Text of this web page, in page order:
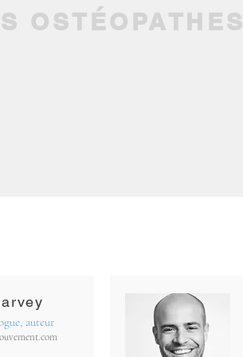
OSTÉOPATHES
auteur